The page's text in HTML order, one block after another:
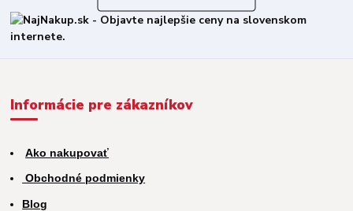
Informácie pre zákazníkov
Ako nakupovať
Obchodné podmienky
Blog